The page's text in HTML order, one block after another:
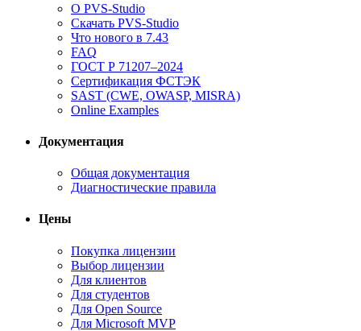
О PVS-Studio
Скачать PVS-Studio
Что нового в 7.43
FAQ
ГОСТ Р 71207–2024
Сертификация ФСТЭК
SAST (CWE, OWASP, MISRA)
Online Examples
Документация
Общая документация
Диагностические правила
Цены
Покупка лицензии
Выбор лицензии
Для клиентов
Для студентов
Для Open Source
Для Microsoft MVP